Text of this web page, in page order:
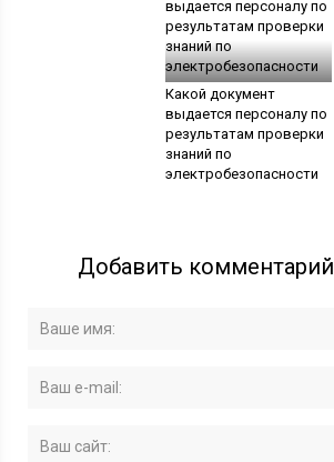
Какой документ
выдается персоналу по
результатам проверки
знаний по
электробезопасности
Добавить комментарий